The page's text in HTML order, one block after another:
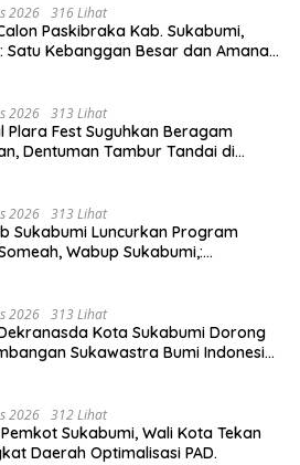
2026 316 Lihat
Paskibraka Kab. Sukabumi,
Satu Kebanggan Besar dan Amanah
2026 313 Lihat
Plara Fest Suguhkan Beragam
Dentuman Tambur Tandai di
2026 313 Lihat
Sukabumi Luncurkan Program
Wabup Sukabumi,:
2026 313 Lihat
Kota Sukabumi Dorong
Sukawastra Bumi Indonesia,
2026 312 Lihat
Sukabumi, Wali Kota Tekan
Daerah Optimalisasi PAD.